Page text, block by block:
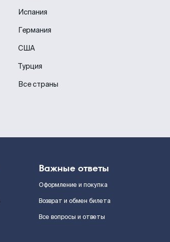
Испания
Германия
США
Турция
Все страны
Важные ответы
Оформление и покупка
Возврат и обмен билета
Все вопросы и ответы